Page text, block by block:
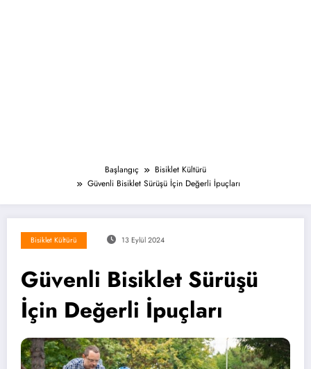
Başlangıç
Bisiklet Kültürü
Güvenli Bisiklet Sürüşü İçin Değerli İpuçları
Bisiklet Kültürü 13 Eylül 2024
Güvenli Bisiklet Sürüşü
İçin Değerli İpuçları